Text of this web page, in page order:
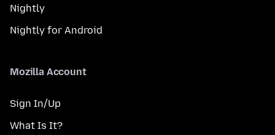
Nightly
Nightly for Android
Mozilla Account
Sign In/Up
What Is It?